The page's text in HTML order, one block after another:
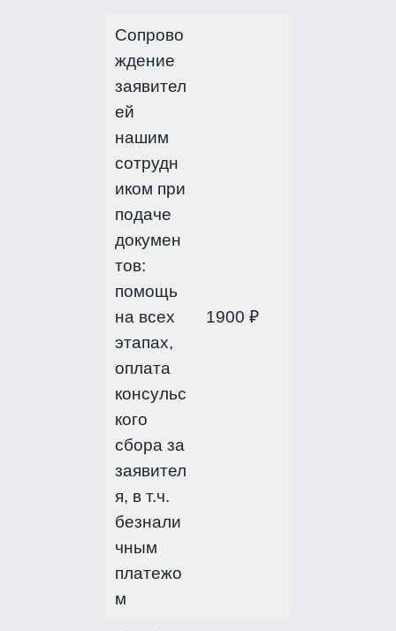
Сопрово
ждение
заявител
ей
нашим
сотрудн
иком при
подаче
докумен
тов:
помощь
на всех
этапах,
оплата
консульс
кого
сбора за
заявител
я, в т.ч.
безнали
чным
платежо
м
1900 ₽